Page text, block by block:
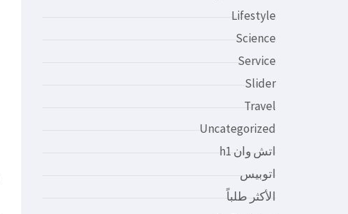
Lifestyle
Science
Service
Slider
Travel
Uncategorized
اتش وان h1
اتوبيس
الأكثر طلباً